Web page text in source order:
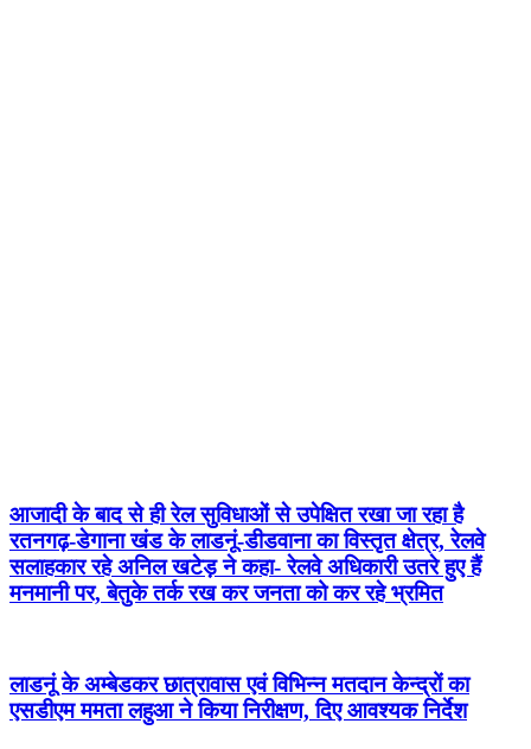
आजादी के बाद से ही रेल सुविधाओं से उपेक्षित रखा जा रहा है
रतनगढ़-डेगाना खंड के लाडनूं-डीडवाना का विस्तृत क्षेत्र, रेलवे
सलाहकार रहे अनिल खटेड़ ने कहा- रेलवे अधिकारी उतरे हुए हैं
मनमानी पर, बेतुके तर्क रख कर जनता को कर रहे भ्रमित
लाडनूं के अम्बेडकर छात्रावास एवं विभिन्न मतदान केन्द्रों का
एसडीएम ममता लहुआ ने किया निरीक्षण, दिए आवश्यक निर्देश